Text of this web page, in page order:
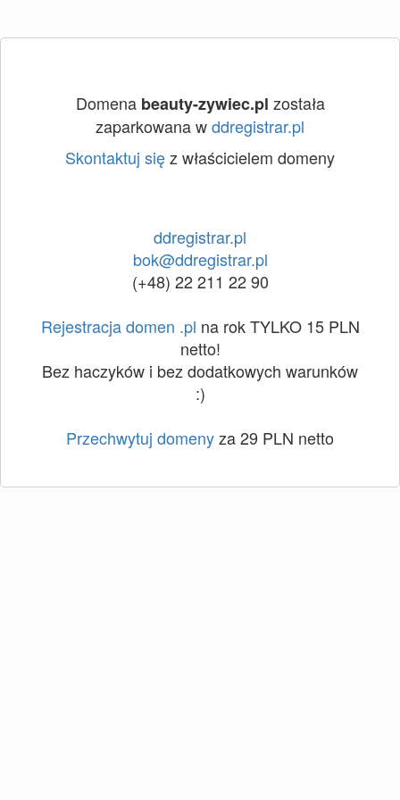
Domena beauty-zywiec.pl została
zaparkowana wddregistrar.pl
Skontaktuj sięz właścicielem domeny
ddregistrar.pl
bok@ddregistrar.pl
(+48) 22 211 22 90
Rejestracja domen .pl na rok TYLKO 15 PLN
netto!
Bez haczyków i bez dodatkowych warunków
:)
Przechwytuj domenyza 29 PLN netto